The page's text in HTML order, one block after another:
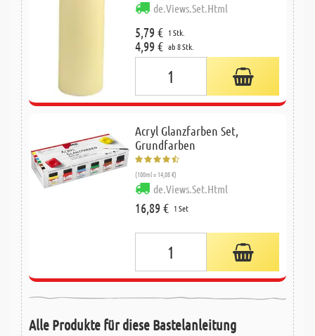
de.Views.Set.Html
5,79 € 1 Stk.
4,99 € ab 8 Stk.
Acryl Glanzfarben Set,
Grundfarben
(100ml = 14,08 €)
de.Views.Set.Html
16,89 € 1 Set
Alle Produkte für diese Bastelanleitung